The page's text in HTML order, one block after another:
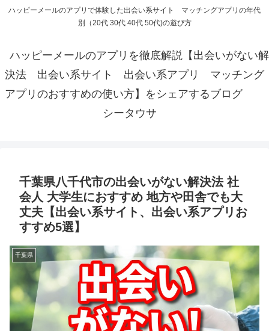
ハッピーメールのアプリで体験した出会い系サイト マッチングアプリの年代
別（20代 30代 40代 50代)の遊び方
ハッピーメールのアプリを徹底解説【出会いがない解
決法 出会い系サイト 出会い系アプリ マッチング
アプリのおすすめの使い方】をシェアするブログ
シータウサ
千葉県八千代市の出会いがない解決法 社
会人 大学生におすすめ 地方や田舎でも大
丈夫【出会い系サイト、出会い系アプリお
すすめ5選】
千葉県